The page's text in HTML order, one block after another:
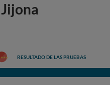
RESULTADO DE LAS PRUEBAS